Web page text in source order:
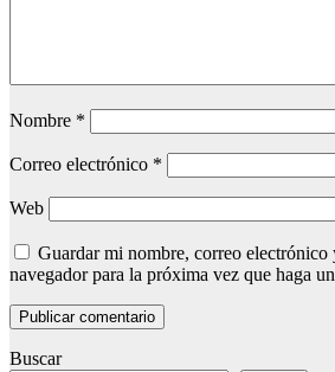
Nombre *
Correo electrónico *
Web
Guardar mi nombre, correo electrónico
navegador para la próxima vez que haga
Buscar